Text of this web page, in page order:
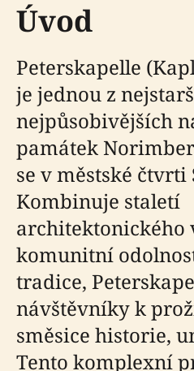
Úvod
Peterskapelle
je jednou z
nejpůsobivějších
památek
se v městské čtvrti
Kombinuje staletí
architektonického
komunitní
tradice,
návštěvníky k
směsice historie,
Tento komplexní